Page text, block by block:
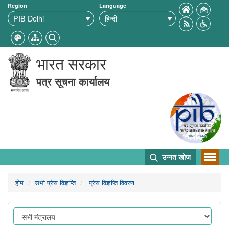
Region Language
भारत सरकार
पत्र सूचना कार्यालय
उन्नत खोज
होम सभी प्रेस विज्ञप्ति प्रेस विज्ञप्ति विवरण